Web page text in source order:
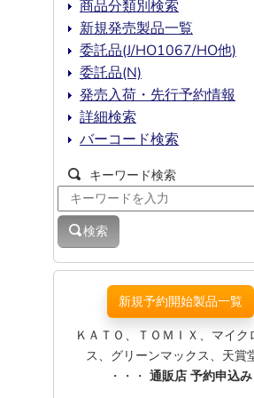
商品分類別検索
新規発売製品一覧
委託品(J/HO1067/HO他)
委託品(N)
発売入荷・先行予約情報
詳細検索
バーコード検索
キーワード検索
検索
新規予約開始製品一覧
ＫＡＴＯ、ＴＯＭＩＸ、マイク
ス、グリーンマックス、天賞
・・・ 通販店 予約申込み